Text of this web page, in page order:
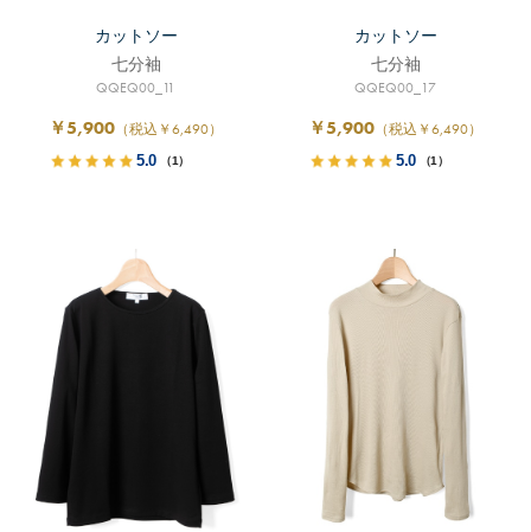
カットソー
七分袖
QQEQ00_11
￥5,900 （税込￥6,490）
5.0 （1）
カットソー
七分袖
QQEQ00_17
￥5,900 （税込￥6,490）
5.0 （1）